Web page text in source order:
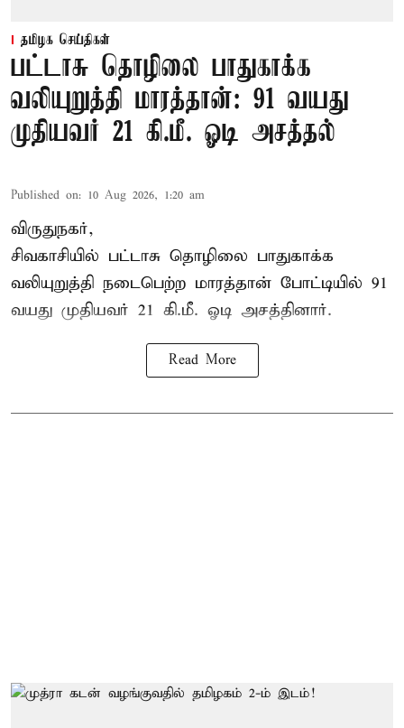
தமிழக செய்திகள்
பட்டாசு தொழிலை பாதுகாக்க
வலியுறுத்தி மாரத்தான்: 91 வயது
முதியவர் 21 கி.மீ. ஓடி அசத்தல்
Published on: 10 Aug 2026, 1:20 am
விருதுநகர்,
சிவகாசியில் பட்டாசு தொழிலை பாதுகாக்க
வலியுறுத்தி நடைபெற்ற மாரத்தான் போட்டியில் 91
வயது முதியவர் 21 கி.மீ. ஓடி அசத்தினார்.
Read More